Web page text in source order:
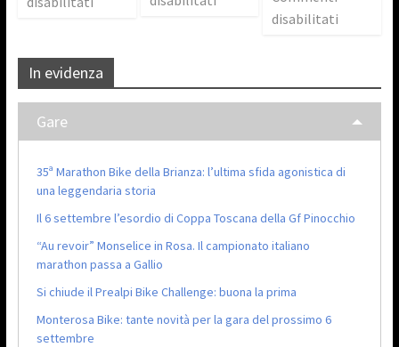
disabilitati
In evidenza
Gare
35ª Marathon Bike della Brianza: l’ultima sfida agonistica di
una leggendaria storia
Il 6 settembre l’esordio di Coppa Toscana della Gf Pinocchio
“Au revoir” Monselice in Rosa. Il campionato italiano
marathon passa a Gallio
Si chiude il Prealpi Bike Challenge: buona la prima
Monterosa Bike: tante novità per la gara del prossimo 6
settembre